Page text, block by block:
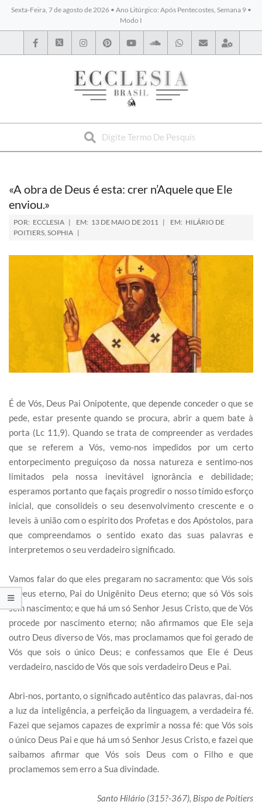
Sexta-Feira, 7 de agosto de 2026 • Ano Litúrgico: Após Pentecostes, Semana 9 •
Modo I
BYBLOS
«A obra de Deus é esta: crer n’Aquele que Ele
enviou.»
POR: ECCLESIA EM: 13 DE MAIO DE 2011 EM: HILÁRIO DE
POITIERS, SOPHIA
É de Vós, Deus Pai Onipotente, que depende conceder o que se
pede, estar presente quando se procura, abrir a quem bate à
porta (Lc 11,9). Quando se trata de compreender as verdades
que se referem a Vós, vemo-nos impedidos por um certo
entorpecimento preguiçoso da nossa natureza e sentimo-nos
limitados pela nossa inevitável ignorância e debilidade;
esperamos portanto que façais progredir o nosso tímido esforço
inicial, que consolideis o seu desenvolvimento crescente e o
leveis à união com o espírito dos Profetas e dos Apóstolos, para
que compreendamos o sentido exato das suas palavras e
interpretemos o seu verdadeiro significado.
Vamos falar do que eles pregaram no sacramento: que Vós sois
o Deus eterno, Pai do Unigênito Deus eterno; que só Vós sois
sem nascimento; e que há um só Senhor Jesus Cristo, que de Vós
procede por nascimento eterno; não afirmamos que Ele seja
outro Deus diverso de Vós, mas proclamamos que foi gerado de
Vós que sois o único Deus; e confessamos que Ele é Deus
verdadeiro, nascido de Vós que sois verdadeiro Deus e Pai.
Abri-nos, portanto, o significado autêntico das palavras, dai-nos
a luz da inteligência, a perfeição da linguagem, a verdadeira fé.
Fazei que sejamos capazes de exprimir a nossa fé: que Vós sois
o único Deus Pai e que há um só Senhor Jesus Cristo, e fazei que
saibamos afirmar que Vós sois Deus com o Filho e que
proclamemos sem erro a Sua divindade.
Santo Hilário (315?-367), Bispo de Poitiers